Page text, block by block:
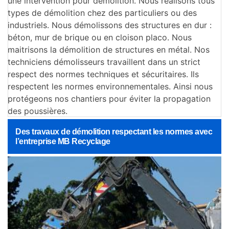
types de démolition chez des particuliers ou des
industriels. Nous démolissons des structures en dur :
béton, mur de brique ou en cloison placo. Nous
maitrisons la démolition de structures en métal. Nos
techniciens démolisseurs travaillent dans un strict
respect des normes techniques et sécuritaires. Ils
respectent les normes environnementales. Ainsi nous
protégeons nos chantiers pour éviter la propagation
des poussières.
Des travaux de démolition respectant les normes avec
l’entreprise MB Recyclage